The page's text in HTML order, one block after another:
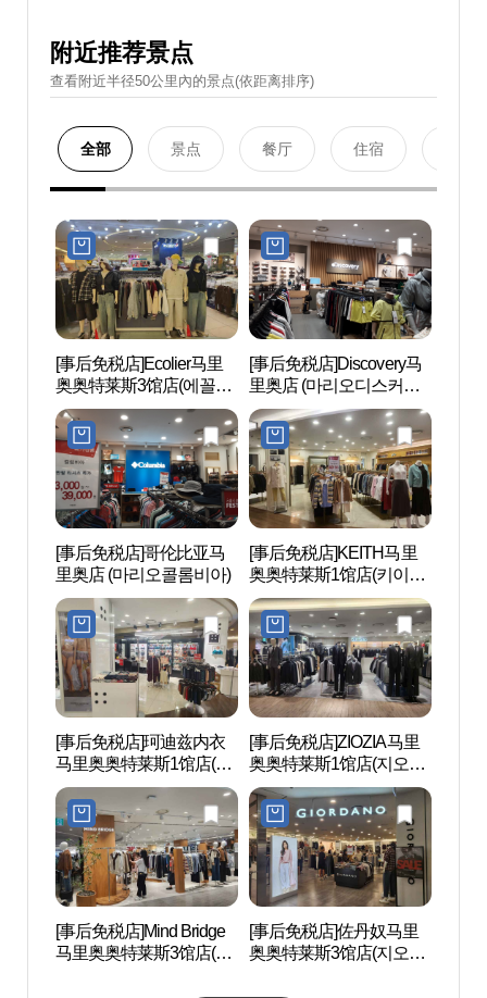
附近推荐景点
查看附近半径50公里內的景点(依距离排序)
全部 景点 餐厅 住宿
[事后免税店]Ecolier马里
奥奥特莱斯3馆店(에꼴리
에 마리오아울렛 3관점)
[事后免税店]Discovery马
里奥店 (마리오디스커버
리)
[事后免税店]哥伦比亚马
里奥店 (마리오콜롬비아)
[事后免税店]KEITH马里
奥奥特莱斯1馆店(키이스
마리오아울렛 1관점)
[事后免税店]珂迪兹内衣
马里奥奥特莱斯1馆店(코
데즈컴바인이너웨어 마
리오아울렛 1관점)
[事后免税店]ZIOZIA马里
奥奥特莱斯1馆店(지오지
아 마리오아울렛 1관점)
[事后免税店]Mind Bridge
马里奥奥特莱斯3馆店(마
[事后免税店]佐丹奴马里
奥奥特莱斯3馆店(지오다